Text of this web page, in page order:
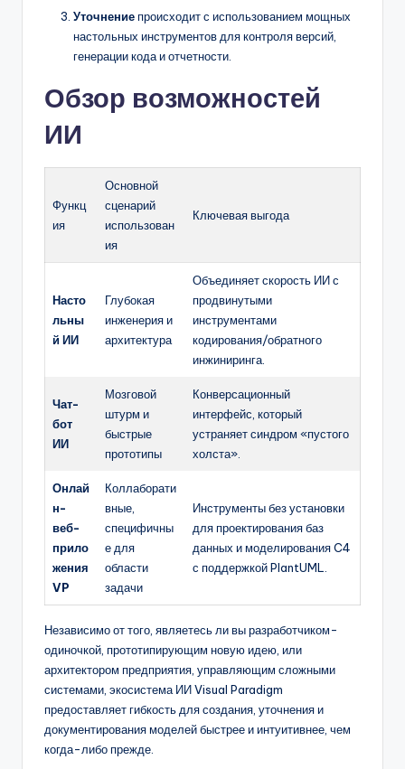
Уточнениепроисходит с использованием мощных
настольных инструментов для контроля версий,
генерации кода и отчетности.
Обзор возможностей
ИИ
Функц
ия
Основной
сценарий
использован
ия
Ключевая выгода
Насто
льны
й ИИ
Глубокая
инженерия и
архитектура
Объединяет скорость ИИ с
продвинутыми
инструментами
кодирования/обратного
инжиниринга.
Чат-
бот
ИИ
Мозговой
штурм и
быстрые
прототипы
Конверсационный
интерфейс, который
устраняет синдром «пустого
холста».
Онлай
н-
веб-
прило
жения
VP
Коллаборати
вные,
специфичны
е для
области
задачи
Инструменты без установки
для проектирования баз
данных и моделирования C4
с поддержкой PlantUML.
Независимо от того, являетесь ли вы разработчиком-
одиночкой, прототипирующим новую идею, или
архитектором предприятия, управляющим сложными
системами, экосистема ИИ Visual Paradigm
предоставляет гибкость для создания, уточнения и
документирования моделей быстрее и интуитивнее, чем
когда-либо прежде.